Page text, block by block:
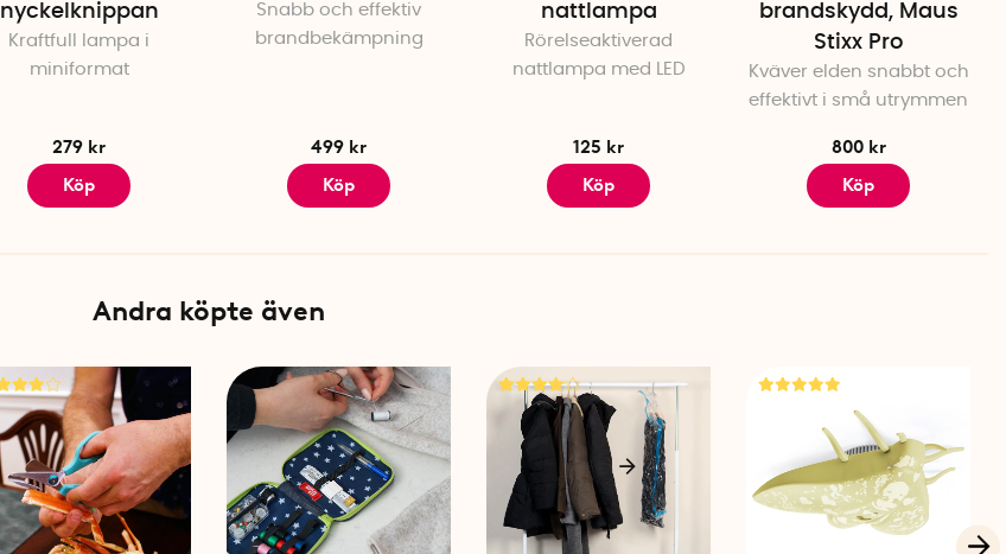
Batteri: Uppladdningsbart, 650 mAh
Ljusflöde, toppen: 55 lm
Ljusflöde, sidan: 115 lm
Antal per förpackning: 1 st
nyckelknippan
Kraftfull lampa i
miniformat
279 kr
Köp
Snabb och effektiv
brandbekämpning
499 kr
Köp
nattlampa
Rörelseaktiverad
nattlampa med LED
125 kr
Köp
brandskydd, Maus
Stixx Pro
Kväver elden snabbt och
effektivt i små utrymmen
800 kr
Köp
Andra köpte även